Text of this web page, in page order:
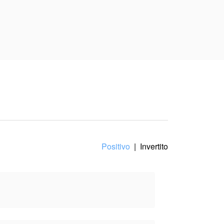
cambia quando
suoi desideri, o
Positivo | Invertito